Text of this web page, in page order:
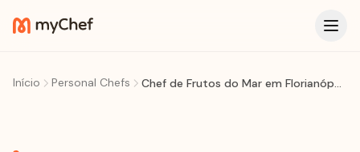
Início Personal Chefs Chef de Frutos do Mar em Florianópolis: Da Ostra ao Camarão Fresco na Sua Mesa